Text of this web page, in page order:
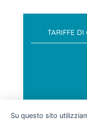
TARIFFE
Su questo sito